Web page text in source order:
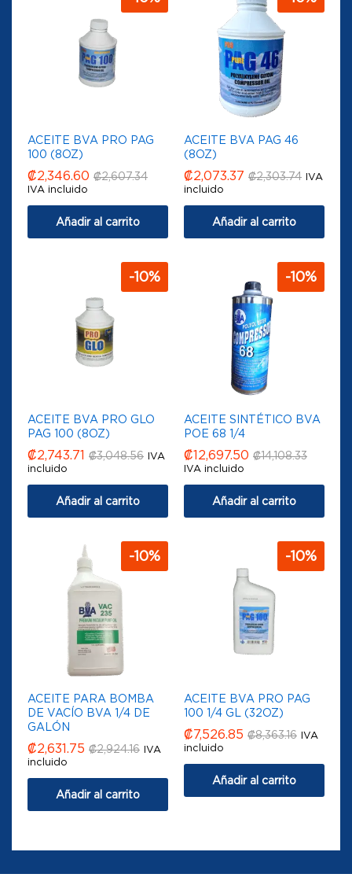
ACEITE BVA PRO PAG
100 (8OZ)
₡2,346.60 ₡2,607.34
IVA incluido
Añadir al carrito
ACEITE BVA PAG 46
(8OZ)
₡2,073.37 ₡2,303.74 IVA
incluido
Añadir al carrito
-10%
ACEITE BVA PRO GLO
PAG 100 (8OZ)
₡2,743.71 ₡3,048.56 IVA
incluido
Añadir al carrito
-10%
ACEITE SINTÉTICO BVA
POE 68 1/4
₡12,697.50 ₡14,108.33
IVA incluido
Añadir al carrito
-10%
ACEITE PARA BOMBA
DE VACÍO BVA 1/4 DE
GALÓN
₡2,631.75 ₡2,924.16 IVA
incluido
Añadir al carrito
-10%
ACEITE BVA PRO PAG
100 1/4 GL (32OZ)
₡7,526.85 ₡8,363.16 IVA
incluido
Añadir al carrito